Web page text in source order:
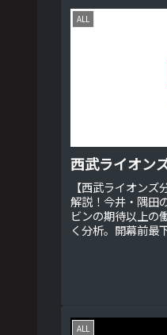
ALL
西武ライオン
【西武ライオン
解説！今井・隅田
ビンの期待以上の
く分析。開幕前最
ALL